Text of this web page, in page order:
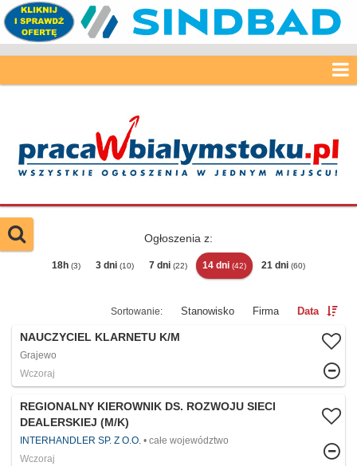
Ogłoszenia z:
18h (3) 3 dni (10) 7 dni (22) 14 dni (42) 21 dni (60)
Stanowisko Firma Data
NAUCZYCIEL KLARNETU K/M
Grajewo
Wczoraj
REGIONALNY KIEROWNIK DS. ROZWOJU SIECI
DEALERSKIEJ (M/K)
INTERHANDLER SP. Z O.O.
całe województwo
Wczoraj